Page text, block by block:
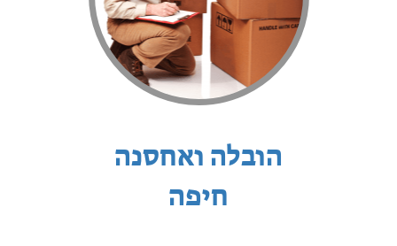
הובלה ואחסנה
חיפה